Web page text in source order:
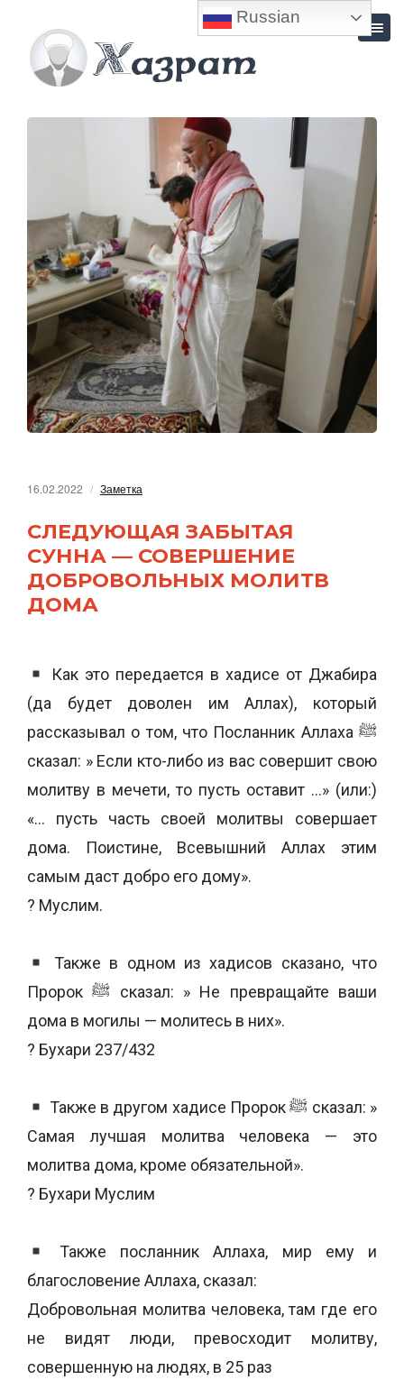
16.02.2022 Заметка
СЛЕДУЮЩАЯ ЗАБЫТАЯ
СУННА — СОВЕРШЕНИЕ
ДОБРОВОЛЬНЫХ МОЛИТВ
ДОМА
Как это передается в хадисе от Джабира
(да будет доволен им Аллах), который
рассказывал о том, что Посланник Аллаха ﷺ
сказал: » Если кто-либо из вас совершит свою
молитву в мечети, то пусть оставит …» (или:)
«… пусть часть своей молитвы совершает
дома. Поистине, Всевышний Аллах этим
самым даст добро его дому».
? Муслим.
Также в одном из хадисов сказано, что
Пророк ﷺ сказал: » Не превращайте ваши
дома в могилы — молитесь в них».
? Бухари 237/432
Также в другом хадисе Пророк ﷺ сказал: »
Самая лучшая молитва человека — это
молитва дома, кроме обязательной».
? Бухари Муслим
Также посланник Аллаха, мир ему и
благословение Аллаха, сказал:
Добровольная молитва человека, там где его
не видят люди, превосходит молитву,
совершенную на людях, в 25 раз
Russian